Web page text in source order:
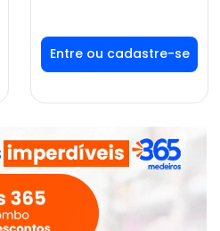
Faça seu login ou
cadastre-se para
ver preços e